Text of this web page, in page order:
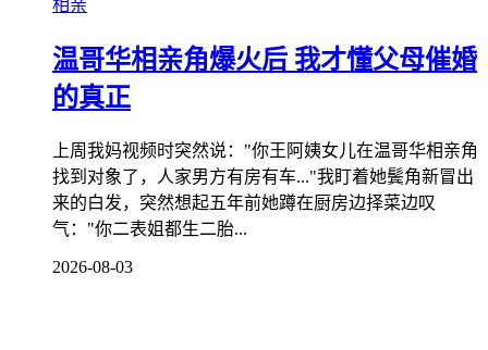
相亲
温哥华相亲角爆火后 我才懂父母催婚
的真正
上周我妈视频时突然说："你王阿姨女儿在温哥华相亲角
找到对象了，人家男方有房有车..."我盯着她鬓角新冒出
来的白发，突然想起五年前她蹲在厨房边择菜边叹
气："你二表姐都生二胎...
2026-08-03